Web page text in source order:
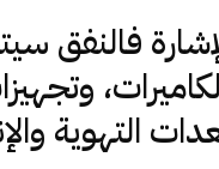
فالنفق
التهوية